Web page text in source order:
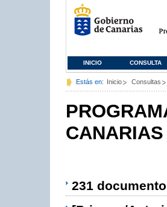
INICIO CONSULTA
Estás en: Inicio Consultas
CANARIAS
231